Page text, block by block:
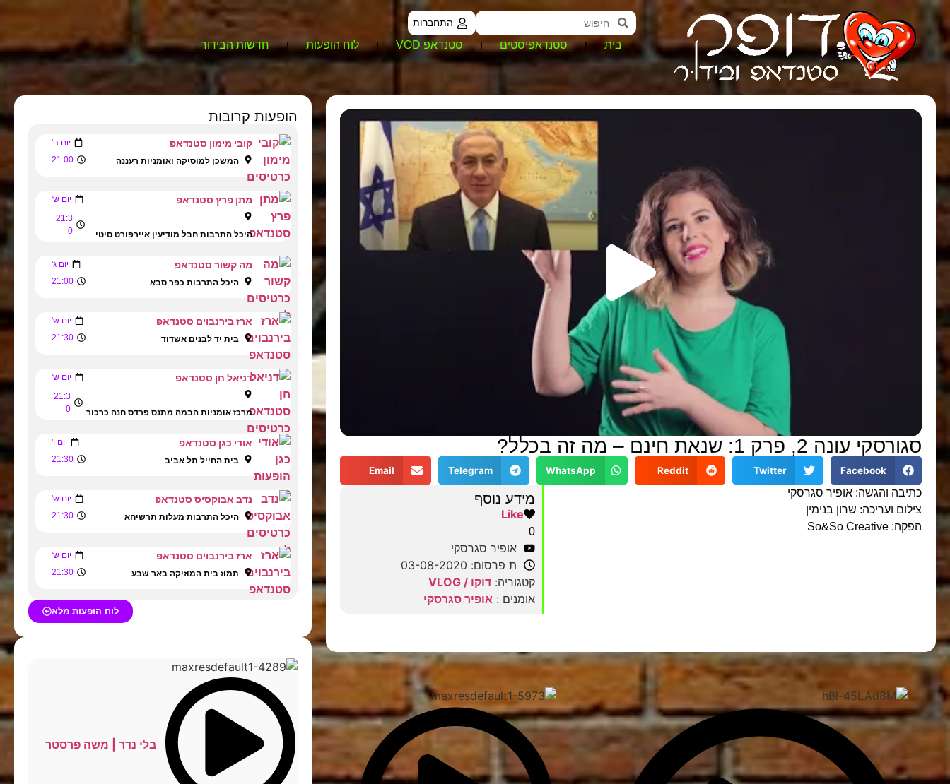
התחברות
בית סטנדאפיסטים סטנדאפ VOD לוח הופעות חדשות הבידור
סגורסקי עונה 2, פרק 1: שנאת חינם – מה זה בכלל?
Facebook
Twitter
Reddit
WhatsApp
Telegram
Email
כתיבה והגשה: אופיר סגרסקי
צילום ועריכה: שרון בנימין
הפקה: So&So Creative
מידע נוסף
Like
0
אופיר סגרסקי
ת פרסום: 03-08-2020
קטגוריה: דוקו / VLOG
אומנים : אופיר סגרסקי
הופעות קרובות
קובי מימון סטנדאפ יום ה'
המשכן למוסיקה ואומניות רעננה 21:00
מתן פרץ סטנדאפ יום ש'
היכל התרבות חבל מודיעין איירפורט סיטי
21:3
0
מה קשור סטנדאפ יום ג'
היכל התרבות כפר סבא 21:00
ארז בירנבוים סטנדאפ יום ש'
בית יד לבנים אשדוד 21:30
דניאל חן סטנדאפ יום ש'
מרכז אומניות הבמה מתנס פרדס חנה כרכור
21:3
0
אודי כגן סטנדאפ יום ו'
בית החייל תל אביב 21:30
נדב אבוקסיס סטנדאפ יום ש'
היכל התרבות מעלות תרשיחא 21:30
ארז בירנבוים סטנדאפ יום ש'
תמוז בית המוזיקה באר שבע 21:30
לוח הופעות מלא
בלי נדר | משה פרסטר